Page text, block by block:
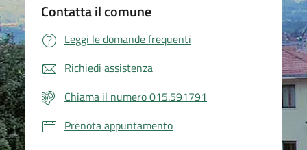
Contatta il comune
Leggi le domande frequenti
Richiedi assistenza
Chiama il numero 015.591791
Prenota appuntamento